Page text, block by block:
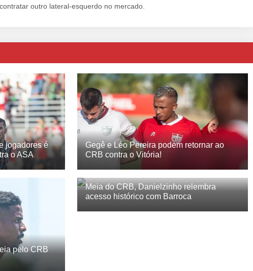
outro lateral-esquerdo no mercado.
jogadores é
o ASA
Gegê e Léo Pereira podem retornar ao
CRB contra o Vitória!
pelo CRB
Meia do CRB, Danielzinho relembra
acesso histórico com Barroca